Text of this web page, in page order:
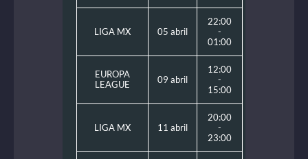
LIGA MX 05 abril
22:00
-
01:00
EUROPA
LEAGUE
09 abril
12:00
-
15:00
LIGA MX 11 abril
20:00
-
23:00